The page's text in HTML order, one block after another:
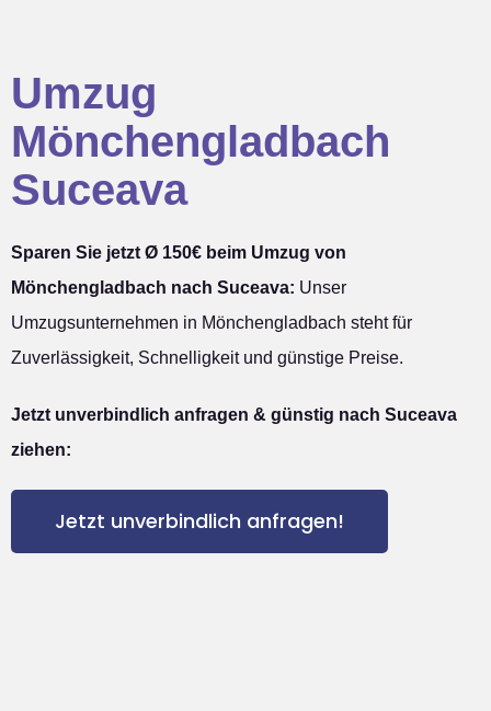
Umzug
Mönchengladbach
Suceava
Sparen Sie jetzt Ø 150€ beim Umzug von
Mönchengladbach nach Suceava: Unser
Umzugsunternehmen in Mönchengladbach steht für
Zuverlässigkeit, Schnelligkeit und günstige Preise.
Jetzt unverbindlich anfragen & günstig nach Suceava
ziehen:
Jetzt unverbindlich anfragen!